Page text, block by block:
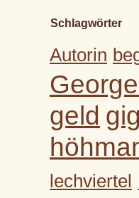
Schlagwörter
Autorin
geld
lechviertel